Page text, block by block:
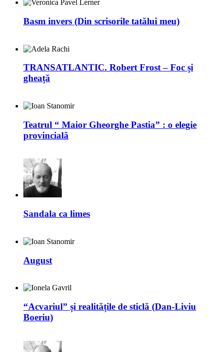
Basm invers (Din scrisorile tatălui meu)
TRANSATLANTIC. Robert Frost – Foc și
gheață
Teatrul “ Maior Gheorghe Pastia” : o elegie
provincială
Sandala ca limes
August
“Acvariul” și realitățile de sticlă (Dan-Liviu
Boeriu)